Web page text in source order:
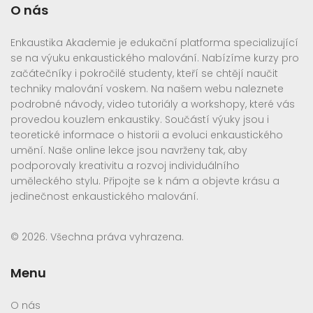
O nás
Enkaustika Akademie je edukační platforma specializující
se na výuku enkaustického malování. Nabízíme kurzy pro
začátečníky i pokročilé studenty, kteří se chtějí naučit
techniky malování voskem. Na našem webu naleznete
podrobné návody, video tutoriály a workshopy, které vás
provedou kouzlem enkaustiky. Součástí výuky jsou i
teoretické informace o historii a evoluci enkaustického
umění. Naše online lekce jsou navrženy tak, aby
podporovaly kreativitu a rozvoj individuálního
uměleckého stylu. Připojte se k nám a objevte krásu a
jedinečnost enkaustického malování.
© 2026. Všechna práva vyhrazena.
Menu
O nás